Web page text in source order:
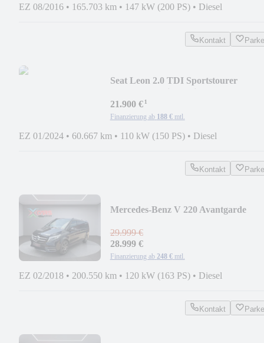
EZ 08/2016 • 165.703 km • 147 kW (200 PS) • Diesel
Kontakt
Seat Leon 2.0 TDI Sportstourer
21.900 €¹
Finanzierung ab 188 € mtl.
EZ 01/2024 • 60.667 km • 110 kW (150 PS) • Diesel
Kontakt
Mercedes-Benz V 220 Avantgarde
29.999 €
28.999 €
Finanzierung ab 248 € mtl.
EZ 02/2018 • 200.550 km • 120 kW (163 PS) • Diesel
Kontakt